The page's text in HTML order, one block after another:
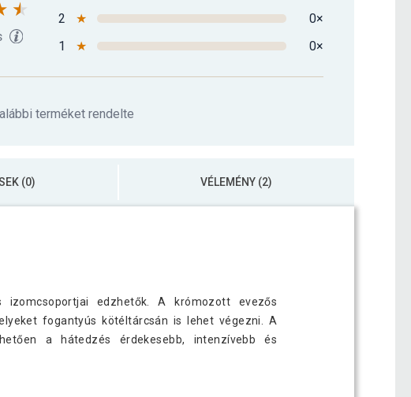
2
★
0×
1
★ 0×
terméket rendelte
(0) VÉLEMÉNY (2)
edzhetők. A krómozott evezős
fogantyús kötéltárcsán is lehet végezni. A
a hátedzés érdekesebb, intenzívebb és